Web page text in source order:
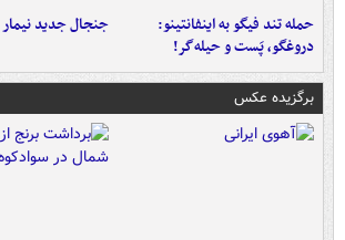
حمله تند فیگو به اینفانتینو:
دروغگو، پَست‌ و حیله‌گر!
جنجال جدید
برگزیده عکس